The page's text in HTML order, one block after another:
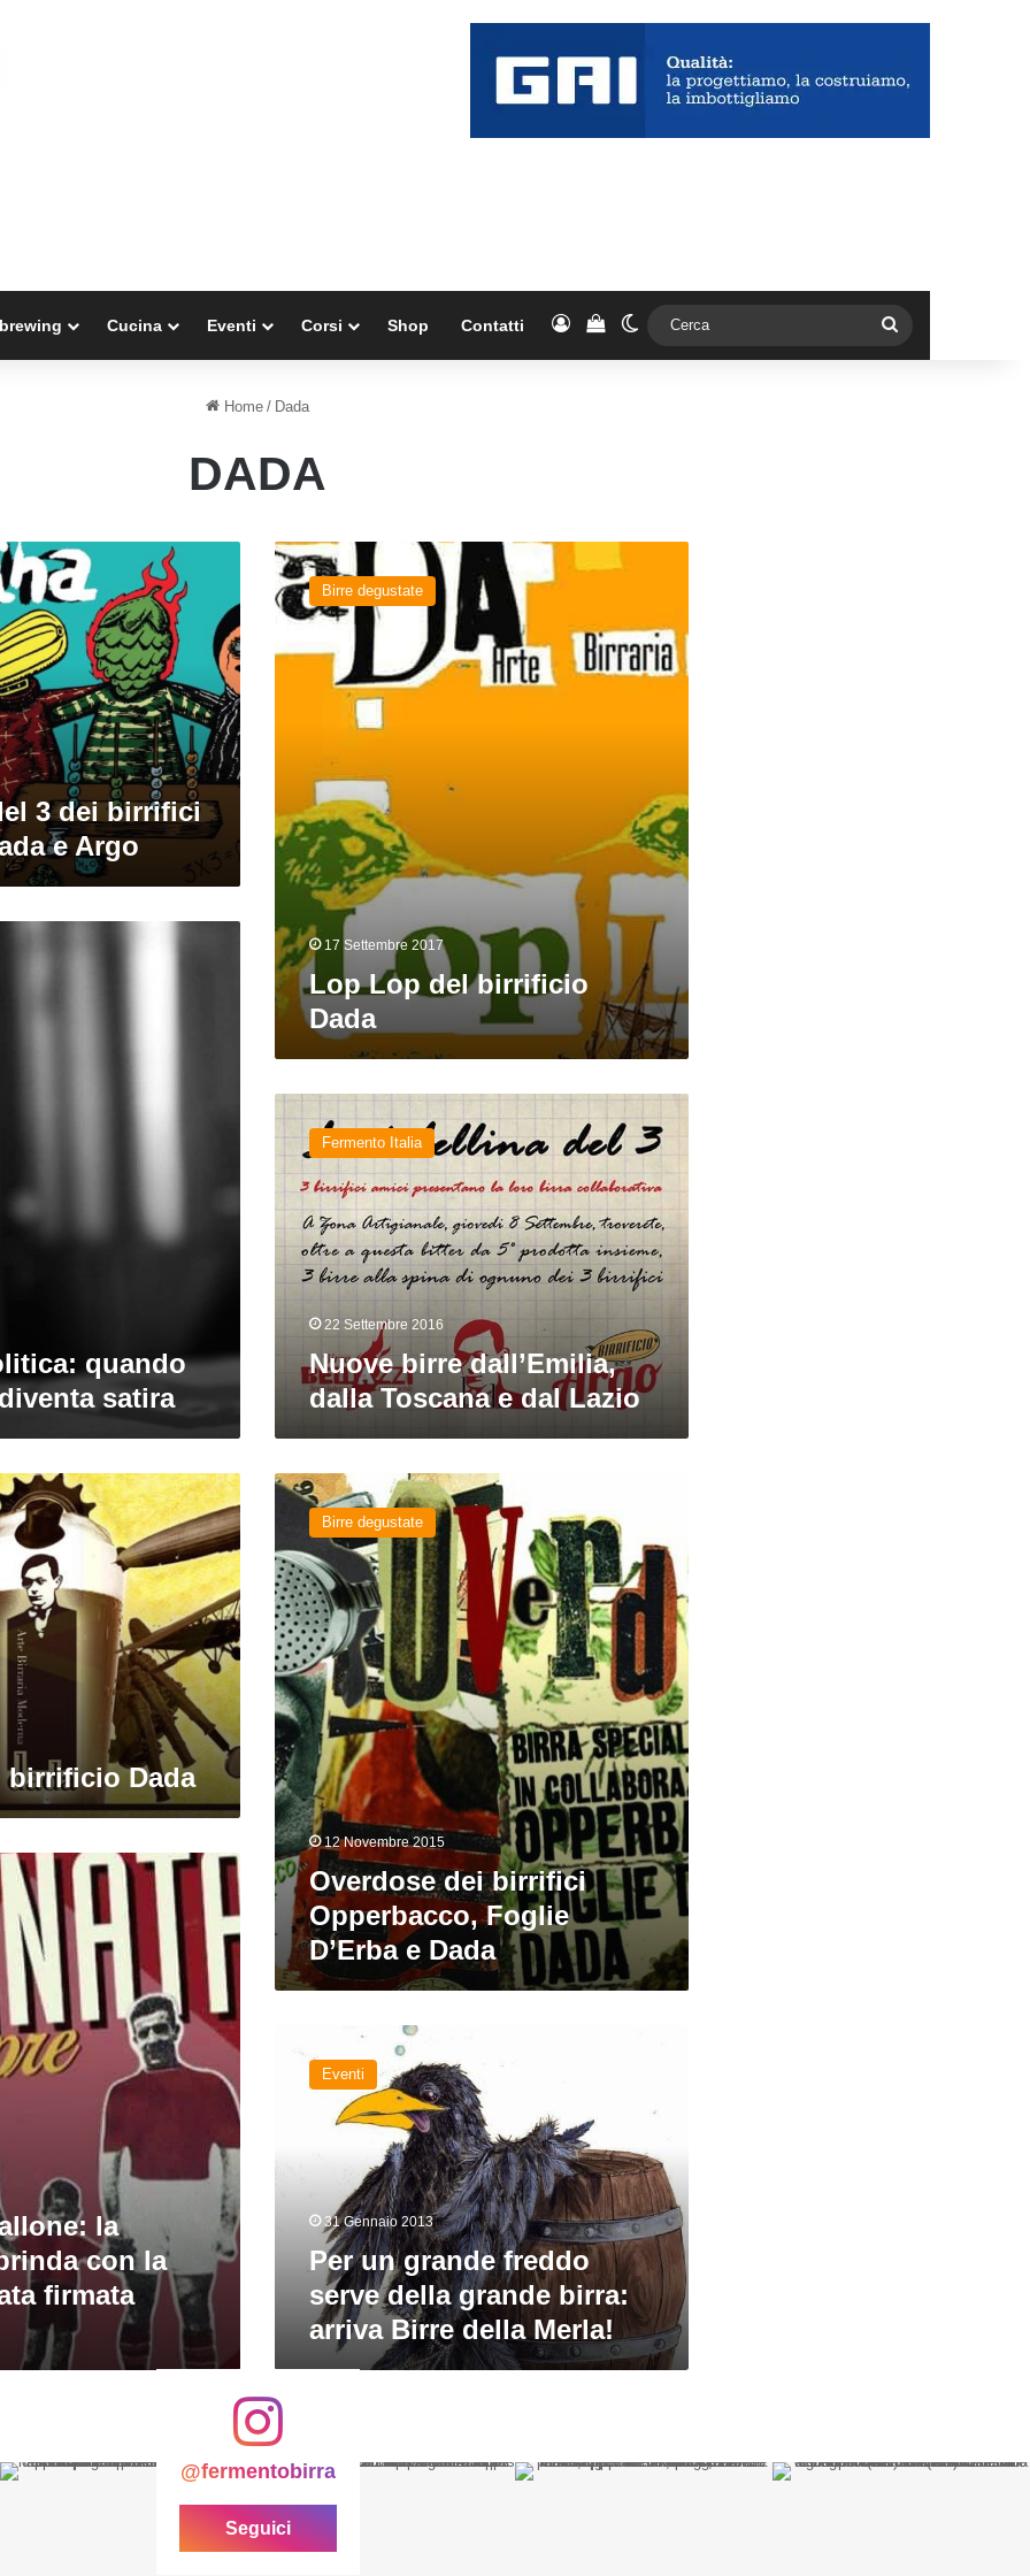
Cucina Eventi Corsi Shop Contatti AccediVedi il carrello
Cambia aspetto
Home / Dada
DADA
3 dei birrifici
e Argo
Lop
Lop
del
birrificio
Dada
Birre degustate
17 Settembre 2017
Lop Lop del birrificio
Dada
quando
satira
dall’Emilia,
dalla
e
Lazio
Fermento Italia
22 Settembre 2016
Nuove birre dall’Emilia,
dalla Toscana e dal Lazio
birrificio Dada
Overdose
birrifici
Opperbacco,
Foglie
D’Erba
e
Dada
Birre degustate
12 Novembre 2015
Overdose dei birrifici
Opperbacco, Foglie
D’Erba e Dada
la
con la
firmata
grande
Merla!
Eventi
31 Gennaio 2013
Per un grande freddo
serve della grande birra:
arriva Birre della Merla!
@fermentobirra
Seguici